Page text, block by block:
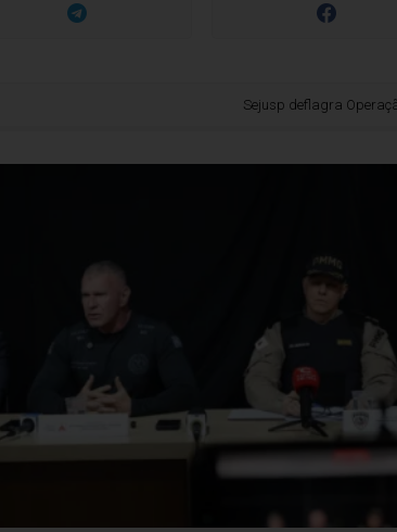
Sejusp deflagra Operação Elo